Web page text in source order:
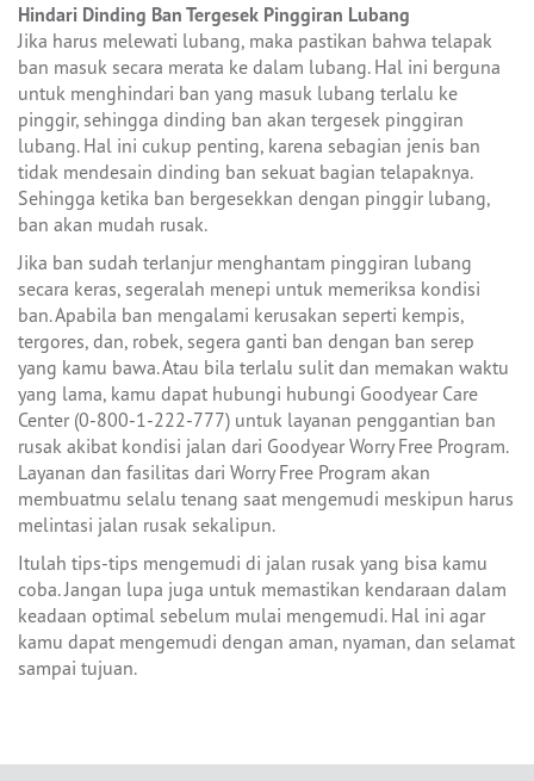
Hindari Dinding Ban Tergesek Pinggiran Lubang
Jika harus melewati lubang, maka pastikan bahwa telapak
ban masuk secara merata ke dalam lubang. Hal ini berguna
untuk menghindari ban yang masuk lubang terlalu ke
pinggir, sehingga dinding ban akan tergesek pinggiran
lubang. Hal ini cukup penting, karena sebagian jenis ban
tidak mendesain dinding ban sekuat bagian telapaknya.
Sehingga ketika ban bergesekkan dengan pinggir lubang,
ban akan mudah rusak.
Jika ban sudah terlanjur menghantam pinggiran lubang
secara keras, segeralah menepi untuk memeriksa kondisi
ban. Apabila ban mengalami kerusakan seperti kempis,
tergores, dan, robek, segera ganti ban dengan ban serep
yang kamu bawa. Atau bila terlalu sulit dan memakan waktu
yang lama, kamu dapat hubungi hubungi Goodyear Care
Center (0-800-1-222-777) untuk layanan penggantian ban
rusak akibat kondisi jalan dari Goodyear Worry Free Program.
Layanan dan fasilitas dari Worry Free Program akan
membuatmu selalu tenang saat mengemudi meskipun harus
melintasi jalan rusak sekalipun.
Itulah tips-tips mengemudi di jalan rusak yang bisa kamu
coba. Jangan lupa juga untuk memastikan kendaraan dalam
keadaan optimal sebelum mulai mengemudi. Hal ini agar
kamu dapat mengemudi dengan aman, nyaman, dan selamat
sampai tujuan.